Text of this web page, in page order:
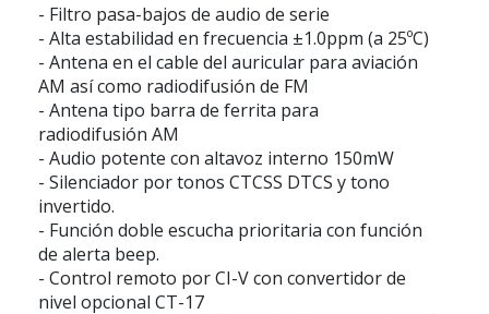
- Filtro pasa-bajos de audio de serie
- Alta estabilidad en frecuencia ±1.0ppm (a 25ºC)
- Antena en el cable del auricular para aviación
AM así como radiodifusión de FM
- Antena tipo barra de ferrita para
radiodifusión AM
- Audio potente con altavoz interno 150mW
- Silenciador por tonos CTCSS DTCS y tono
invertido.
- Función doble escucha prioritaria con función
de alerta beep.
- Control remoto por CI-V con convertidor de
nivel opcional CT-17